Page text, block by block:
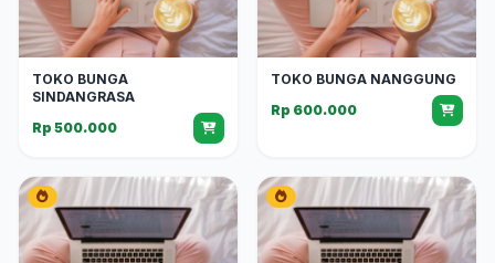
TOKO BUNGA
SINDANGRASA
Rp 500.000
TOKO BUNGA NANGGUNG
Rp 600.000